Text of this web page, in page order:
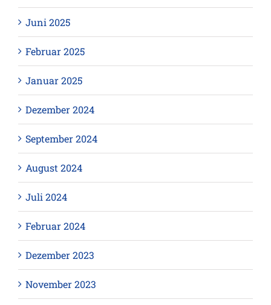
Juni 2025
Februar 2025
Januar 2025
Dezember 2024
September 2024
August 2024
Juli 2024
Februar 2024
Dezember 2023
November 2023